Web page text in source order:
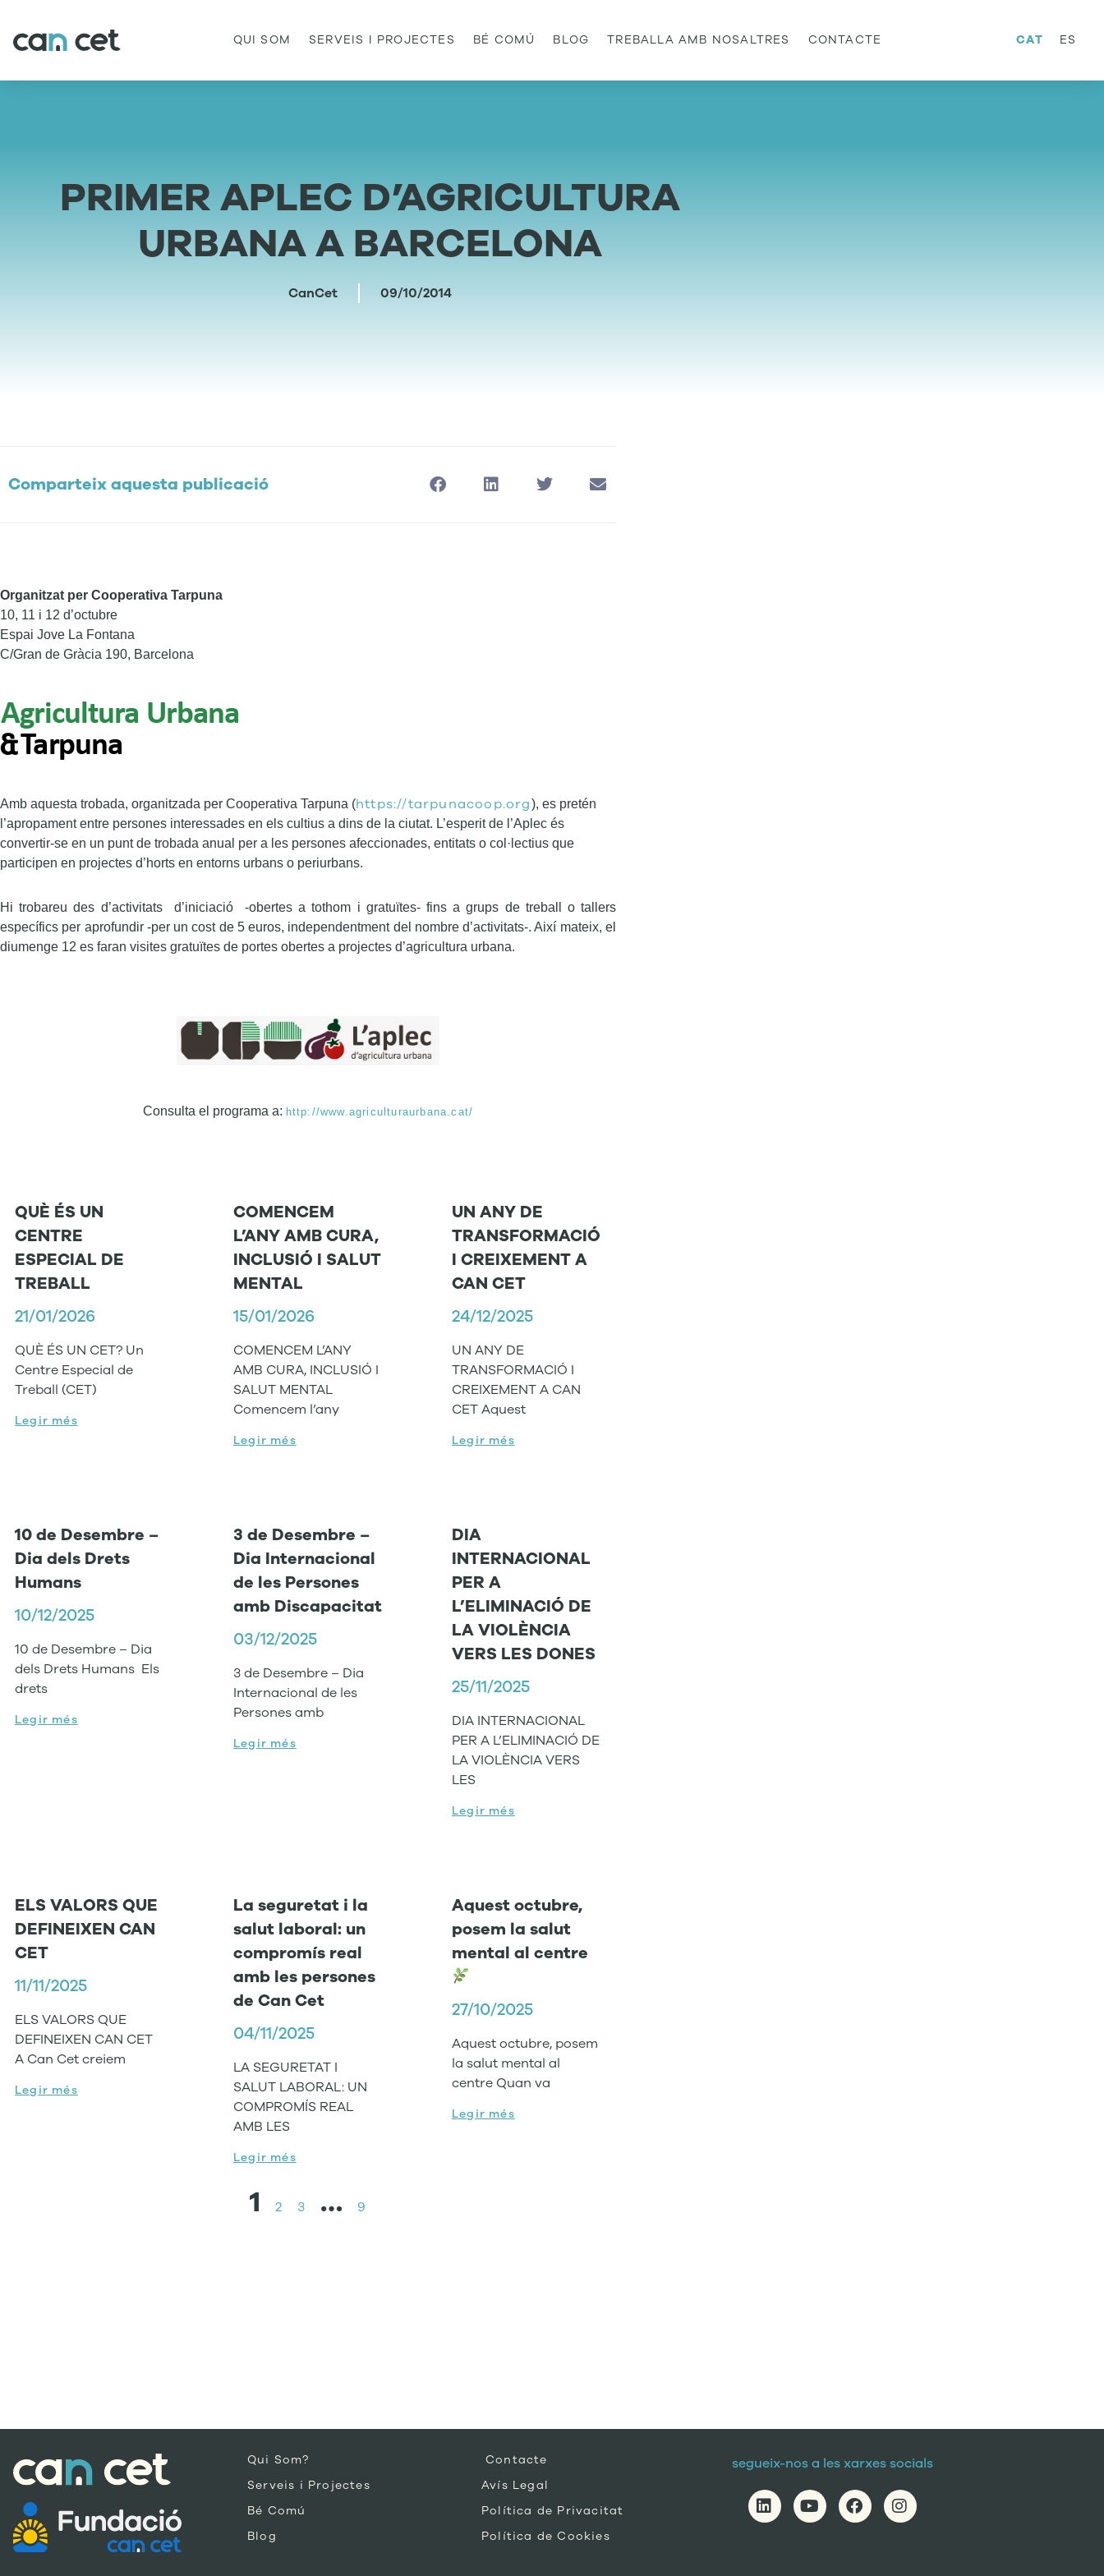
QUI SOM SERVEIS I PROJECTES BÉ COMÚ BLOG TREBALLA AMB NOSALTRES CONTACTE CAT ES
PRIMER APLEC D’AGRICULTURA
URBANA A BARCELONA
CanCet 09/10/2014
Comparteix aquesta publicació
Organitzat per Cooperativa Tarpuna
10, 11 i 12 d’octubre
Espai Jove La Fontana
C/Gran de Gràcia 190, Barcelona
Amb aquesta trobada, organitzada per Cooperativa Tarpuna (https://tarpunacoop.org), es pretén
l’apropament entre persones interessades en els cultius a dins de la ciutat. L’esperit de l’Aplec és
convertir-se en un punt de trobada anual per a les persones afeccionades, entitats o col·lectius que
participen en projectes d’horts en entorns urbans o periurbans.
Hi trobareu des d’activitats d’iniciació -obertes a tothom i gratuïtes- fins a grups de treball o tallers
específics per aprofundir -per un cost de 5 euros, independentment del nombre d’activitats-. Així mateix, el
diumenge 12 es faran visites gratuïtes de portes obertes a projectes d’agricultura urbana.
Consulta el programa a: http://www.agriculturaurbana.cat/
QUÈ ÉS UN
CENTRE
ESPECIAL DE
TREBALL
21/01/2026
QUÈ ÉS UN CET? Un
Centre Especial de
Treball (CET)
Legir més
COMENCEM
L’ANY AMB CURA,
INCLUSIÓ I SALUT
MENTAL
15/01/2026
COMENCEM L’ANY
AMB CURA, INCLUSIÓ I
SALUT MENTAL
Comencem l’any
Legir més
UN ANY DE
TRANSFORMACIÓ
I CREIXEMENT A
CAN CET
24/12/2025
UN ANY DE
TRANSFORMACIÓ I
CREIXEMENT A CAN
CET Aquest
Legir més
10 de Desembre –
Dia dels Drets
Humans
10/12/2025
10 de Desembre – Dia
dels Drets Humans Els
drets
Legir més
3 de Desembre –
Dia Internacional
de les Persones
amb Discapacitat
03/12/2025
3 de Desembre – Dia
Internacional de les
Persones amb
Legir més
DIA
INTERNACIONAL
PER A
L’ELIMINACIÓ DE
LA VIOLÈNCIA
VERS LES DONES
25/11/2025
DIA INTERNACIONAL
PER A L’ELIMINACIÓ DE
LA VIOLÈNCIA VERS
LES
Legir més
ELS VALORS QUE
DEFINEIXEN CAN
CET
11/11/2025
ELS VALORS QUE
DEFINEIXEN CAN CET
A Can Cet creiem
Legir més
La seguretat i la
salut laboral: un
compromís real
amb les persones
de Can Cet
04/11/2025
LA SEGURETAT I
SALUT LABORAL: UN
COMPROMÍS REAL
AMB LES
Legir més
Aquest octubre,
posem la salut
mental al centre
27/10/2025
Aquest octubre, posem
la salut mental al
centre Quan va
Legir més
1 2 3 … 9
Qui Som?
Serveis i Projectes
Bé Comú
Blog
Contacte
Avís Legal
Política de Privacitat
Política de Cookies
segueix-nos a les xarxes socials